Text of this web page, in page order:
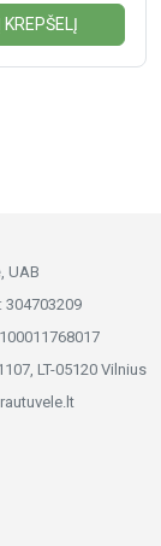
KREPŠELĮ
UAB
LT-05120 Vilnius